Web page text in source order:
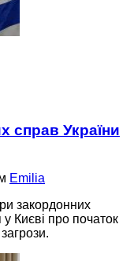
справ України
Emilia
закордонних
Києві про початок